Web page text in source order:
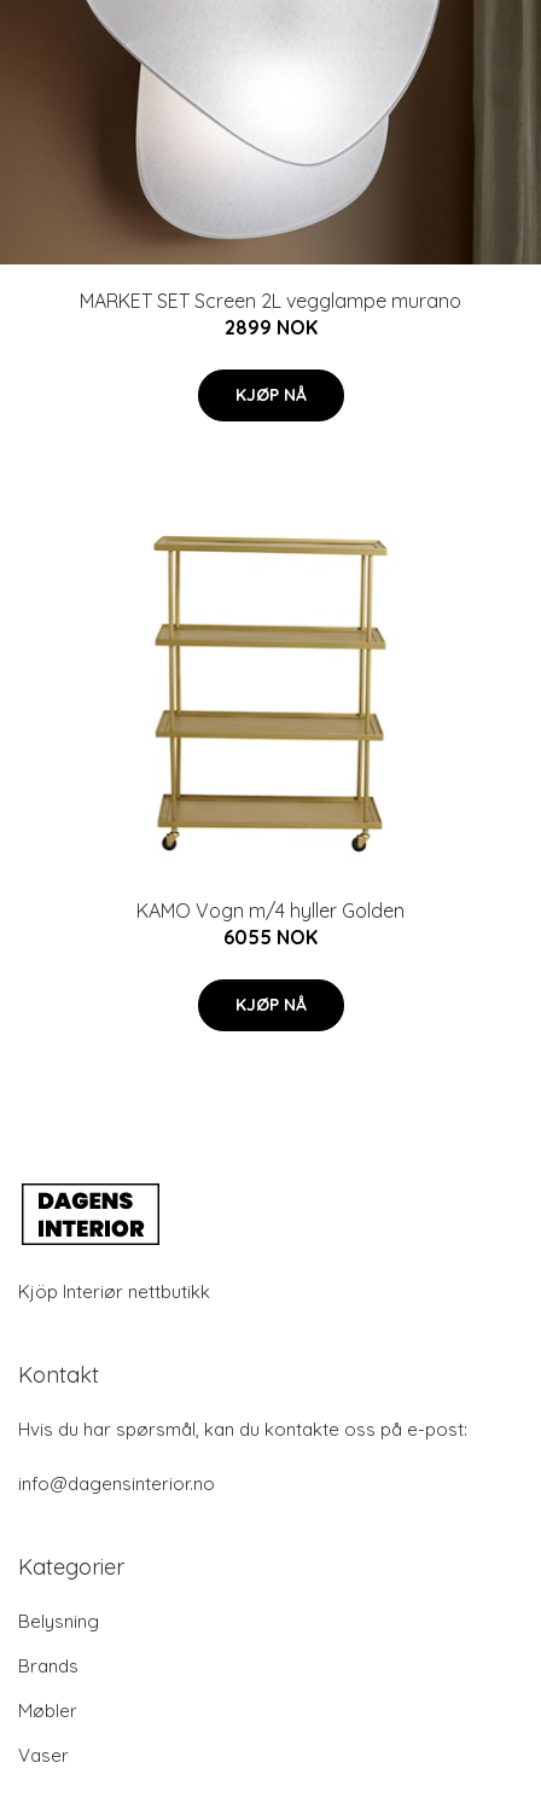
MARKET SET Screen 2L vegglampe murano
2899 NOK
KJØP NÅ
KAMO Vogn m/4 hyller Golden
6055 NOK
KJØP NÅ
Kjöp Interiør nettbutikk
Kontakt
Hvis du har spørsmål, kan du kontakte oss på e-post:
info@dagensinterior.no
Kategorier
Belysning
Brands
Møbler
Vaser